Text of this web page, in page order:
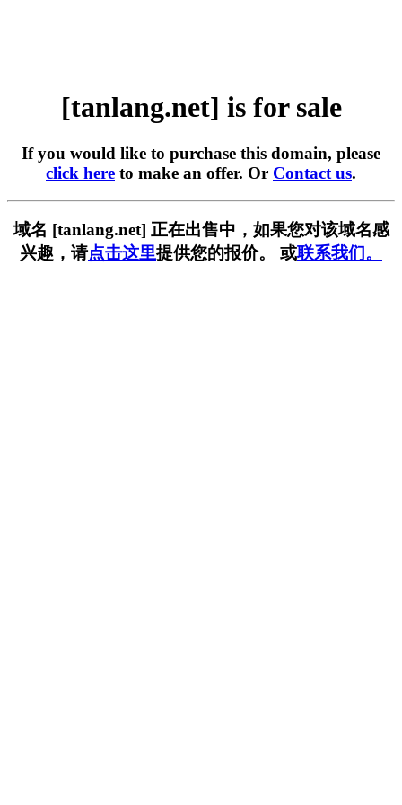
[tanlang.net] is for sale
If you would like to purchase this domain, please
click here to make an offer. Or Contact us.
域名 [tanlang.net] 正在出售中，如果您对该域名感
兴趣，请点击这里提供您的报价。 或联系我们。